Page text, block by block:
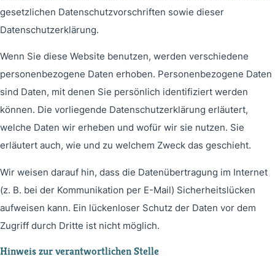
gesetzlichen Datenschutzvorschriften sowie dieser
Datenschutzerklärung.
Wenn Sie diese Website benutzen, werden verschiedene
personenbezogene Daten erhoben. Personenbezogene Daten
sind Daten, mit denen Sie persönlich identifiziert werden
können. Die vorliegende Datenschutzerklärung erläutert,
welche Daten wir erheben und wofür wir sie nutzen. Sie
erläutert auch, wie und zu welchem Zweck das geschieht.
Wir weisen darauf hin, dass die Datenübertragung im Internet
(z. B. bei der Kommunikation per E-Mail) Sicherheitslücken
aufweisen kann. Ein lückenloser Schutz der Daten vor dem
Zugriff durch Dritte ist nicht möglich.
Hinweis zur verantwortlichen Stelle